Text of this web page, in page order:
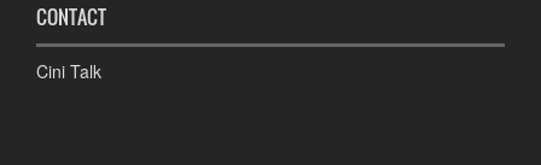
CONTACT
Cini Talk